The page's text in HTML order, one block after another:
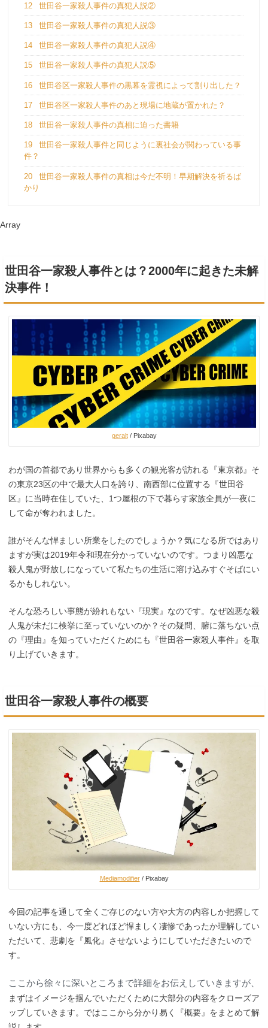
12 世田谷一家殺人事件の真犯人説②
13 世田谷一家殺人事件の真犯人説③
14 世田谷一家殺人事件の真犯人説④
15 世田谷一家殺人事件の真犯人説⑤
16 世田谷区一家殺人事件の黒幕を霊視によって割り出した？
17 世田谷区一家殺人事件のあと現場に地蔵が置かれた？
18 世田谷一家殺人事件の真相に迫った書籍
19
世田谷一家殺人事件と同じように裏社会が関わっている事
件？
20
世田谷一家殺人事件の真相は今だ不明！早期解決を祈るば
かり
Array
世田谷一家殺人事件とは？2000年に起きた未解
決事件！
geralt/ Pixabay
わが国の首都であり世界からも多くの観光客が訪れる『東京都』そ
の東京23区の中で最大人口を誇り、南西部に位置する『世田谷
区』に当時在住していた、1つ屋根の下で暮らす家族全員が一夜に
して命が奪われました。
誰がそんな悍ましい所業をしたのでしょうか？気になる所ではあり
ますが実は2019年令和現在分かっていないのです。つまり凶悪な
殺人鬼が野放しになっていて私たちの生活に溶け込みすぐそばにい
るかもしれない。
そんな恐ろしい事態が紛れもない『現実』なのです。なぜ凶悪な殺
人鬼が未だに検挙に至っていないのか？その疑問、腑に落ちない点
の『理由』を知っていただくためにも『世田谷一家殺人事件』を取
り上げていきます。
世田谷一家殺人事件の概要
Mediamodifier/ Pixabay
今回の記事を通して全くご存じのない方や大方の内容しか把握して
いない方にも、今一度どれほど悍ましく凄惨であったか理解してい
ただいて、悲劇を『風化』させないようにしていただきたいので
す。
ここから徐々に深いところまで詳細をお伝えしていきますが、
まずはイメージを掴んでいただくために大部分の内容をクローズア
ップしていきます。ではここから分かり易く『概要』をまとめて解